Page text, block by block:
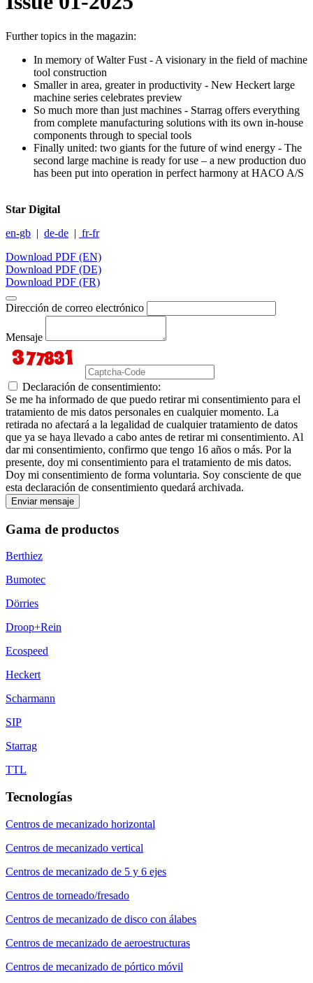
Further topics in the magazin:
In memory of Walter Fust - A visionary in the field of machine
tool construction
Smaller in area, greater in productivity - New Heckert large
machine series celebrates preview
So much more than just machines - Starrag offers everything
from complete manufacturing solutions with its own in-house
components through to special tools
Finally united: two giants for the future of wind energy - The
second large machine is ready for use – a new production duo
has been put into operation in perfect harmony at HACO A/S
Star Digital
en-gb | de-de | fr-fr
Download PDF (EN)
Download PDF (DE)
Download PDF (FR)
Dirección de correo electrónico
Mensaje
Declaración de consentimiento:
Se me ha informado de que puedo retirar mi consentimiento para el
tratamiento de mis datos personales en cualquier momento. La
retirada no afectará a la legalidad de cualquier tratamiento de datos
que ya se haya llevado a cabo antes de retirar mi consentimiento. Al
dar mi consentimiento, confirmo que tengo 16 años o más. Por la
presente, doy mi consentimiento para el tratamiento de mis datos.
Doy mi consentimiento de forma voluntaria. Soy consciente de que
esta declaración de consentimiento quedará archivada.
Enviar mensaje
Gama de productos
Berthiez
Bumotec
Dörries
Droop+Rein
Ecospeed
Heckert
Scharmann
SIP
Starrag
TTL
Tecnologías
Centros de mecanizado horizontal
Centros de mecanizado vertical
Centros de mecanizado de 5 y 6 ejes
Centros de torneado/fresado
Centros de mecanizado de disco con álabes
Centros de mecanizado de aeroestructuras
Centros de mecanizado de pórtico móvil